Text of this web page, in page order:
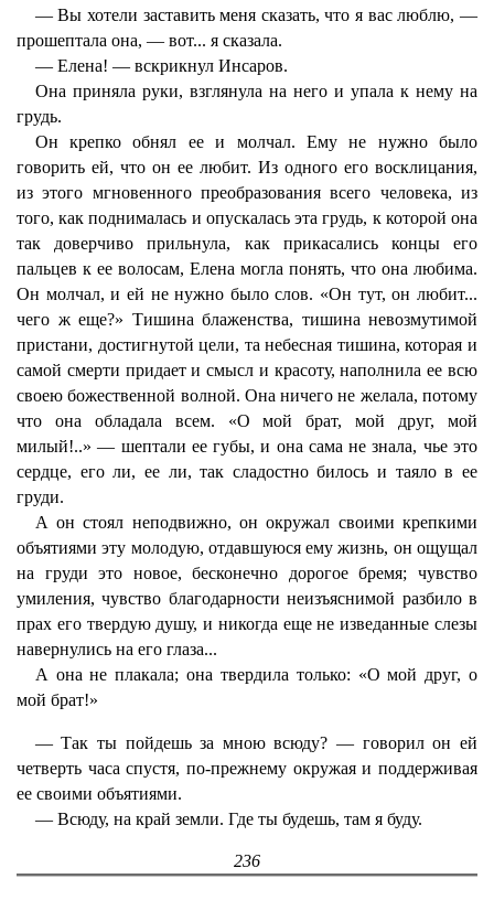
— Вы хотели заставить меня сказать, что я вас люблю, —
прошептала она, — вот... я сказала.
— Елена! — вскрикнул Инсаров.
Она приняла руки, взглянула на него и упала к нему на
грудь.
Он крепко обнял ее и молчал. Ему не нужно было
говорить ей, что он ее любит. Из одного его восклицания,
из этого мгновенного преобразования всего человека, из
того, как поднималась и опускалась эта грудь, к которой она
так доверчиво прильнула, как прикасались концы его
пальцев к ее волосам, Елена могла понять, что она любима.
Он молчал, и ей не нужно было слов. «Он тут, он любит...
чего ж еще?» Тишина блаженства, тишина невозмутимой
пристани, достигнутой цели, та небесная тишина, которая и
самой смерти придает и смысл и красоту, наполнила ее всю
своею божественной волной. Она ничего не желала, потому
что она обладала всем. «О мой брат, мой друг, мой
милый!..» — шептали ее губы, и она сама не знала, чье это
сердце, его ли, ее ли, так сладостно билось и таяло в ее
груди.
А он стоял неподвижно, он окружал своими крепкими
объятиями эту молодую, отдавшуюся ему жизнь, он ощущал
на груди это новое, бесконечно дорогое бремя; чувство
умиления, чувство благодарности неизъяснимой разбило в
прах его твердую душу, и никогда еще не изведанные слезы
навернулись на его глаза...
А она не плакала; она твердила только: «О мой друг, о
мой брат!»
— Так ты пойдешь за мною всюду? — говорил он ей
четверть часа спустя, по-прежнему окружая и поддерживая
ее своими объятиями.
— Всюду, на край земли. Где ты будешь, там я буду.
236